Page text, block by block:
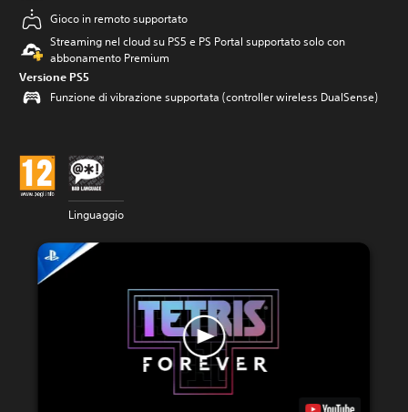
Gioco in remoto supportato
Streaming nel cloud su PS5 e PS Portal supportato solo con
abbonamento Premium
Versione PS5
Funzione di vibrazione supportata (controller wireless DualSense)
Linguaggio